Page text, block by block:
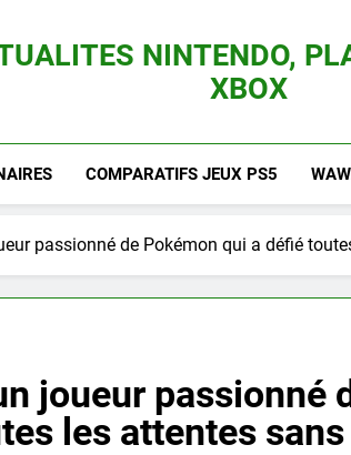
NINTENDO,
XBOX
COMPARATIFS JEUX PS5
passionné de Pokémon qui a défié
joueur passionné
les attentes sans